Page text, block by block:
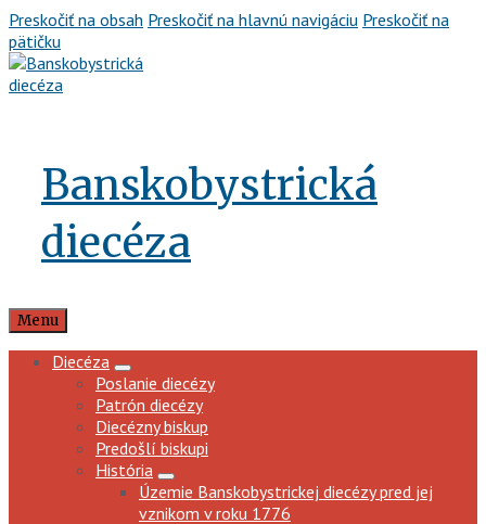
Preskočiť na obsah Preskočiť na hlavnú navigáciu Preskočiť na
pätičku
Banskobystrická
diecéza
Menu
Diecéza
Poslanie diecézy
Patrón diecézy
Diecézny biskup
Predošlí biskupi
História
Územie Banskobystrickej diecézy pred jej
vznikom v roku 1776